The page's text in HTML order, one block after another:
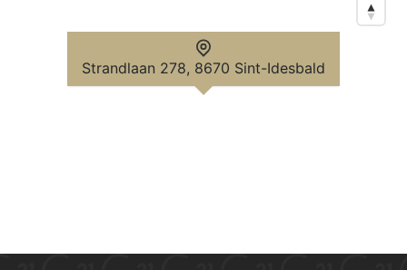
Strandlaan 278, 8670 Sint-Idesbald